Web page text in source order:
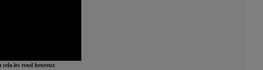
cela les rend heureux